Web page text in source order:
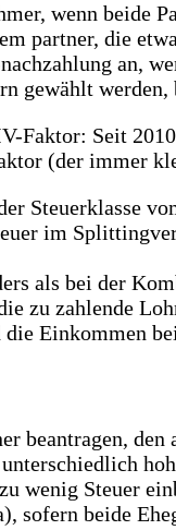
wenn beide
partner, die
an,
gewählt
Faktor: Seit
(der immer
Steuerklasse
im
als bei der
zahlende
Einkommen
beantragen,
wenig Steuer
sofern beide